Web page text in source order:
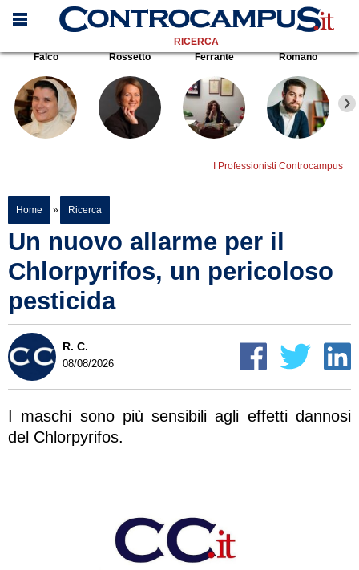
RICERCA
Falco
Rossetto Ferrante Romano
I Professionisti Controcampus
Home » Ricerca
Un nuovo allarme per il
Chlorpyrifos, un pericoloso
pesticida
R. C.
08/08/2026
I maschi sono più sensibili agli effetti dannosi
del Chlorpyrifos.